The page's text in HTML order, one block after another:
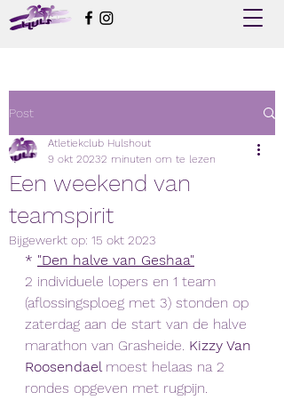
Post
Een weekend van
teamspirit
Atletiekclub Hulshout
9 okt 20232 minuten om te lezen
Bijgewerkt op: 15 okt 2023
* "Den halve van Geshaa"
2 individuele lopers en 1 team
(aflossingsploeg met 3) stonden op
zaterdag aan de start van de halve
marathon van Grasheide. Kizzy Van
Roosendael moest helaas na 2
rondes opgeven met rugpijn.